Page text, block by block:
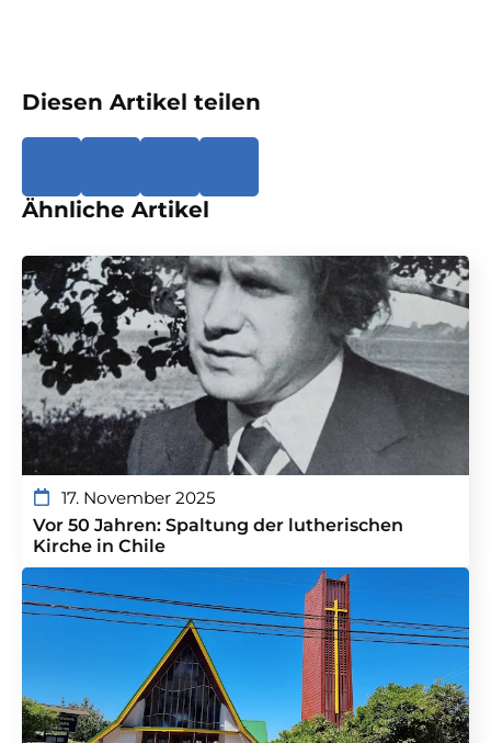
Diesen Artikel teilen
Ähnliche Artikel
17. November 2025
Vor 50 Jahren: Spaltung der lutherischen
Kirche in Chile